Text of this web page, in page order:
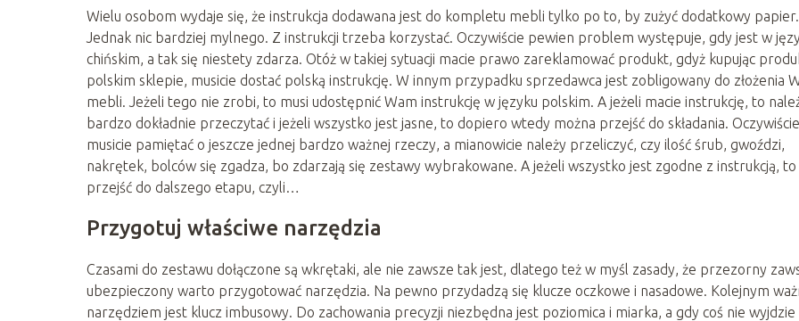
Wielu osobom wydaje się, że instrukcja dodawana jest do kompletu mebli tylko po to, by zużyć dodatkowy papier.
Jednak nic bardziej mylnego. Z instrukcji trzeba korzystać. Oczywiście pewien problem występuje, gdy jest w
chińskim, a tak się niestety zdarza. Otóż w takiej sytuacji macie prawo zareklamować produkt, gdyż kupując
polskim sklepie, musicie dostać polską instrukcję. W innym przypadku sprzedawca jest zobligowany do złożenia
mebli. Jeżeli tego nie zrobi, to musi udostępnić Wam instrukcję w języku polskim. A jeżeli macie instrukcję, to
bardzo dokładnie przeczytać i jeżeli wszystko jest jasne, to dopiero wtedy można przejść do składania. Oczywiście
musicie pamiętać o jeszcze jednej bardzo ważnej rzeczy, a mianowicie należy przeliczyć, czy ilość śrub, gwoździ,
nakrętek, bolców się zgadza, bo zdarzają się zestawy wybrakowane. A jeżeli wszystko jest zgodne z instrukcją, to
przejść do dalszego etapu, czyli…
Przygotuj właściwe narzędzia
Czasami do zestawu dołączone są wkrętaki, ale nie zawsze tak jest, dlatego też w myśl zasady, że przezorny
ubezpieczony warto przygotować narzędzia. Na pewno przydadzą się klucze oczkowe i nasadowe. Kolejnym
narzędziem jest klucz imbusowy. Do zachowania precyzji niezbędna jest poziomica i miarka, a gdy coś nie wyjdzie